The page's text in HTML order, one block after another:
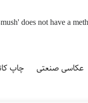
does not have a
عکاسی صنعتی چاپ